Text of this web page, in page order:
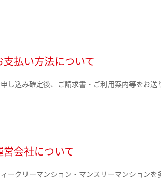
支払い方法について
し込み確定後、ご請求書・ご利用案内等をお送
営会社について
ークリーマンション・マンスリーマンションを